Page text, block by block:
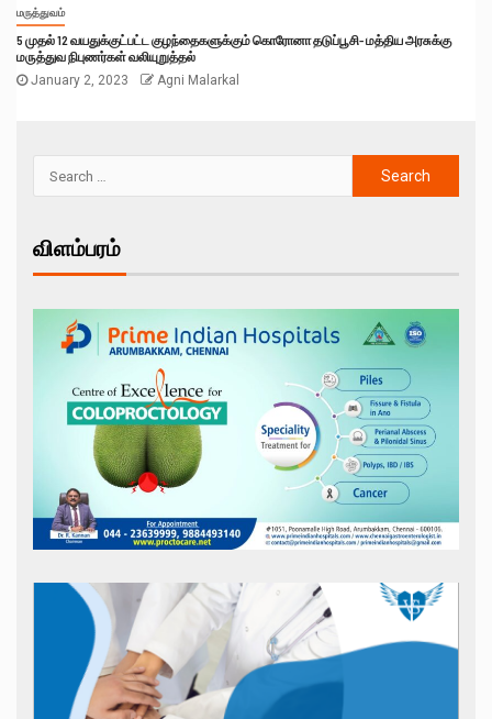
மருத்துவம்
5 முதல் 12 வயதுக்குட்பட்ட குழந்தைகளுக்கும் கொரோனா தடுப்பூசி- மத்திய அரசுக்கு
மருத்துவ நிபுணர்கள் வலியுறுத்தல்
January 2, 2023
Agni Malarkal
விளம்பரம்